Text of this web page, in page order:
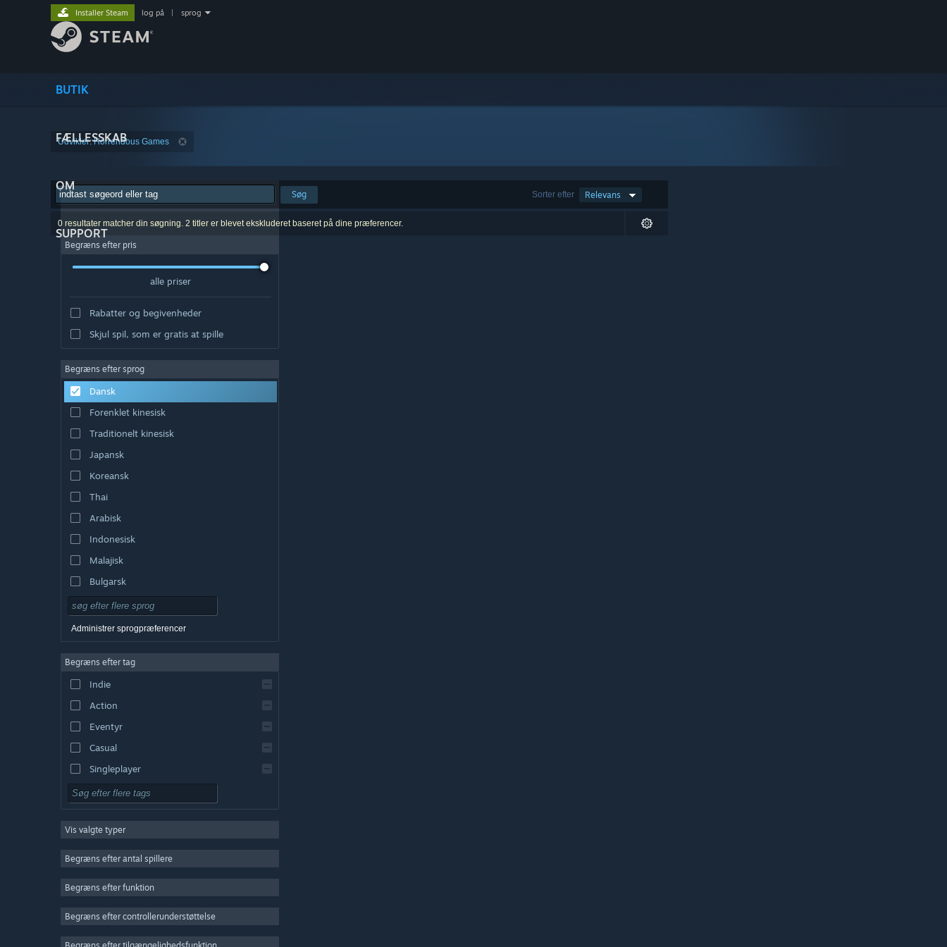
BUTIK
FÆLLESSKAB
OM
SUPPORT
Installer Steam log på sprog
Udvikler: Horrendous Games
Sorter efter Relevans
Søg
0 resultater matcher din søgning. 2 titler er blevet ekskluderet baseret på dine præferencer.
Begræns efter pris
alle priser
Rabatter og begivenheder
Skjul spil, som er gratis at spille
Begræns efter sprog
Dansk
Forenklet kinesisk
Traditionelt kinesisk
Japansk
Koreansk
Thai
Arabisk
Indonesisk
Malajisk
Bulgarsk
Tjekkisk
Tysk
Spansk – Spanien
Spansk – Latinamerika
Græsk
Administrer sprogpræferencer
Begræns efter tag
Indie
Action
Eventyr
Casual
Singleplayer
Simulation
Strategi
Gratis at spille
Vis valgte typer
Begræns efter antal spillere
Begræns efter funktion
Begræns efter controllerunderstøttelse